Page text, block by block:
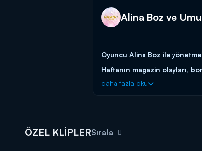
Alina Boz ve
Oyuncu Alina Boz ile
Haftanın magazin olayları,
daha fazla oku
ÖZEL KLİPLERSırala